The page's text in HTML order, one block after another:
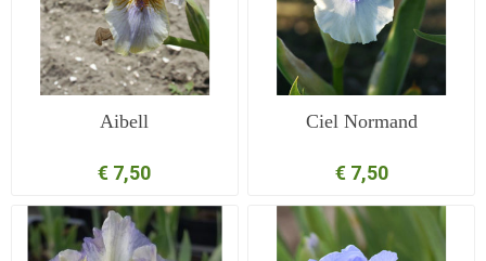
Aibell
€ 7,50
Ciel Normand
€ 7,50